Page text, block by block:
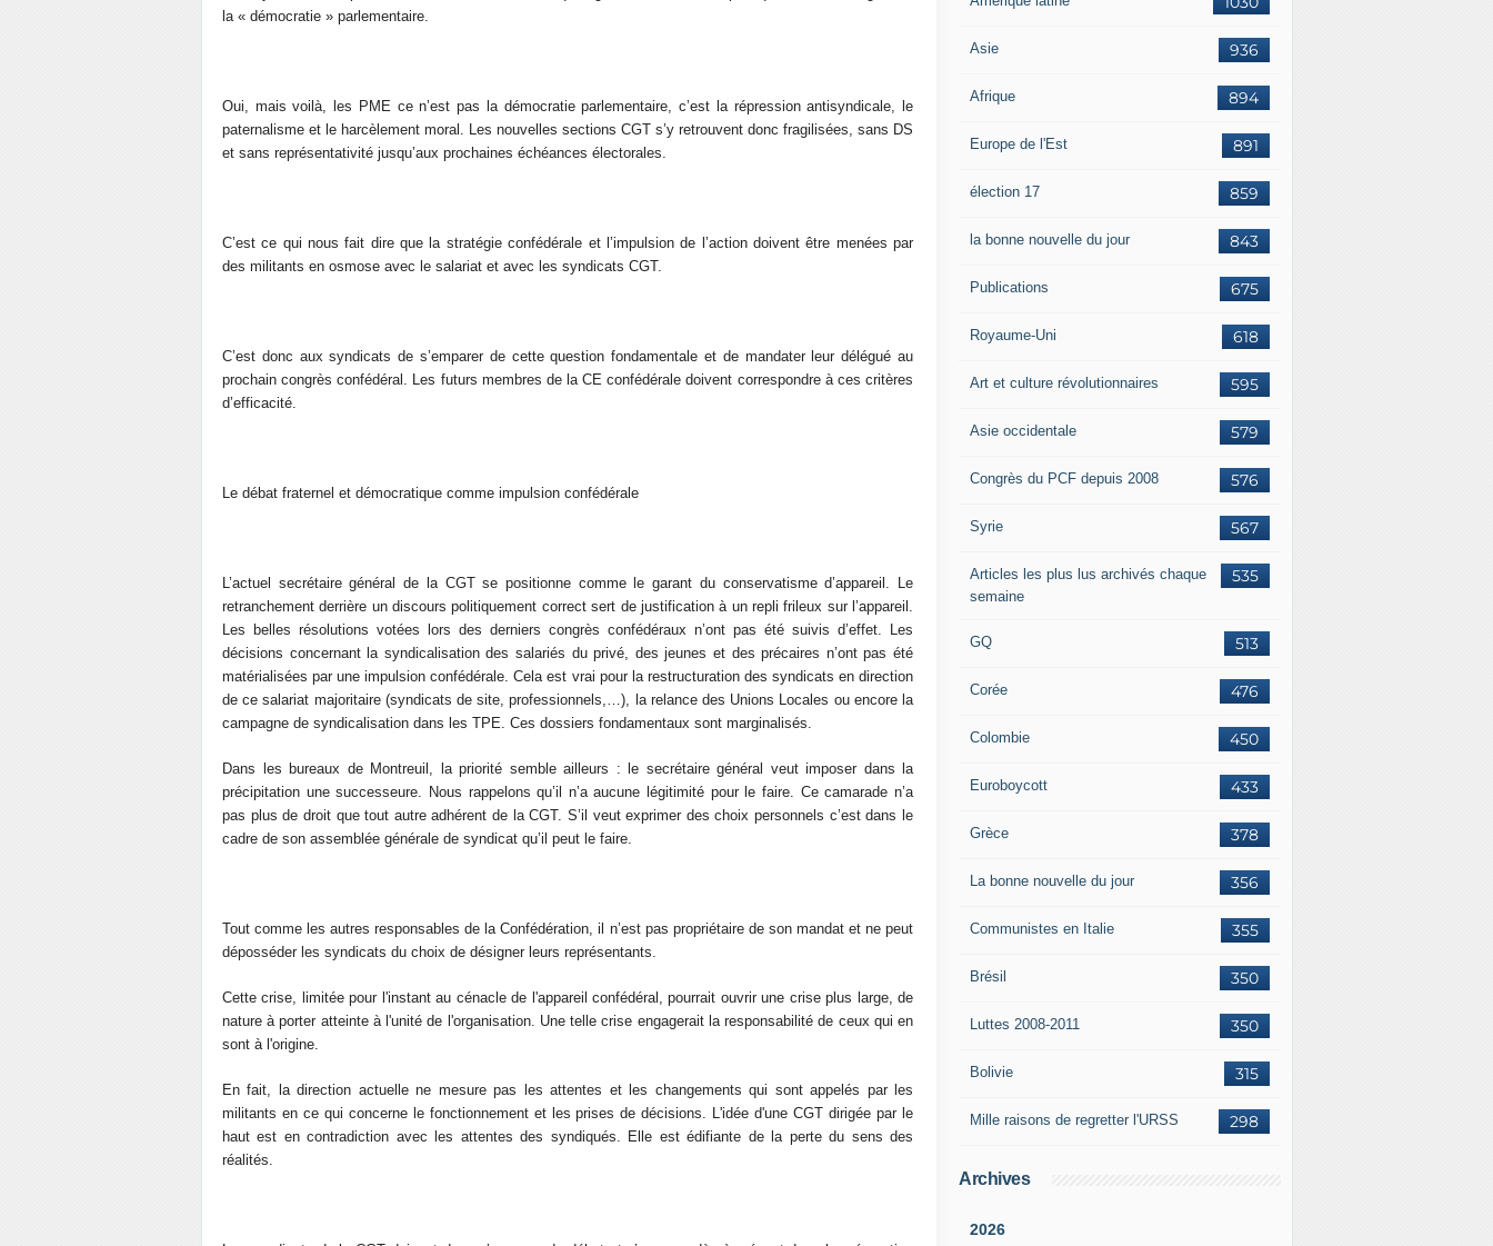
la « démocratie » parlementaire.
Oui, mais voilà, les PME ce n’est pas la démocratie parlementaire, c’est la répression antisyndicale, le
paternalisme et le harcèlement moral. Les nouvelles sections CGT s’y retrouvent donc fragilisées, sans DS
et sans représentativité jusqu’aux prochaines échéances électorales.
C’est ce qui nous fait dire que la stratégie confédérale et l’impulsion de l’action doivent être menées par
des militants en osmose avec le salariat et avec les syndicats CGT.
C’est donc aux syndicats de s’emparer de cette question fondamentale et de mandater leur délégué au
prochain congrès confédéral. Les futurs membres de la CE confédérale doivent correspondre à ces critères
d’efficacité.
Le débat fraternel et démocratique comme impulsion confédérale
L’actuel secrétaire général de la CGT se positionne comme le garant du conservatisme d’appareil. Le
retranchement derrière un discours politiquement correct sert de justification à un repli frileux sur l’appareil.
Les belles résolutions votées lors des derniers congrès confédéraux n’ont pas été suivis d’effet. Les
décisions concernant la syndicalisation des salariés du privé, des jeunes et des précaires n’ont pas été
matérialisées par une impulsion confédérale. Cela est vrai pour la restructuration des syndicats en direction
de ce salariat majoritaire (syndicats de site, professionnels,…), la relance des Unions Locales ou encore la
campagne de syndicalisation dans les TPE. Ces dossiers fondamentaux sont marginalisés.
Dans les bureaux de Montreuil, la priorité semble ailleurs : le secrétaire général veut imposer dans la
précipitation une successeure. Nous rappelons qu’il n’a aucune légitimité pour le faire. Ce camarade n’a
pas plus de droit que tout autre adhérent de la CGT. S’il veut exprimer des choix personnels c’est dans le
cadre de son assemblée générale de syndicat qu’il peut le faire.
Tout comme les autres responsables de la Confédération, il n’est pas propriétaire de son mandat et ne peut
déposséder les syndicats du choix de désigner leurs représentants.
Cette crise, limitée pour l'instant au cénacle de l'appareil confédéral, pourrait ouvrir une crise plus large, de
nature à porter atteinte à l'unité de l'organisation. Une telle crise engagerait la responsabilité de ceux qui en
sont à l'origine.
En fait, la direction actuelle ne mesure pas les attentes et les changements qui sont appelés par les
militants en ce qui concerne le fonctionnement et les prises de décisions. L'idée d'une CGT dirigée par le
haut est en contradiction avec les attentes des syndiqués. Elle est édifiante de la perte du sens des
réalités.
936
Asie
894
Afrique
891
Europe de l'Est
859
élection 17
843
la bonne nouvelle du jour
675
Publications
618
Royaume-Uni
595
Art et culture révolutionnaires
579
Asie occidentale
576
Congrès du PCF depuis 2008
567
Syrie
535
Articles les plus lus archivés chaque
semaine
513
GQ
476
Corée
450
Colombie
433
Euroboycott
378
Grèce
356
La bonne nouvelle du jour
355
Communistes en Italie
350
Brésil
350
Luttes 2008-2011
315
Bolivie
298
Mille raisons de regretter l'URSS
Archives
2026